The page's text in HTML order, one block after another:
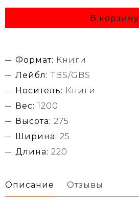
В корзину
Формат: Книги
Лейбл: TBS/GBS
Носитель: Книги
Вес: 1200
Высота: 275
Ширина: 25
Длина: 220
Описание Отзывы